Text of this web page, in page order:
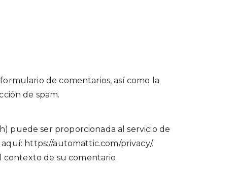
de comentarios, así como la
de spam.
puede ser proporcionada al servicio de
aquí: https://automattic.com/privacy/.
contexto de su comentario.